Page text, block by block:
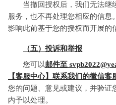
当撤回授权后，我们无法继
服务，也不再处理您相应的信息
影响此前基于您的授权而开展的
（五）投诉和举报
您可以邮件至
【客服中心】联系我们的微信客
您的问题、意见或建议，并验证
内予以处理。